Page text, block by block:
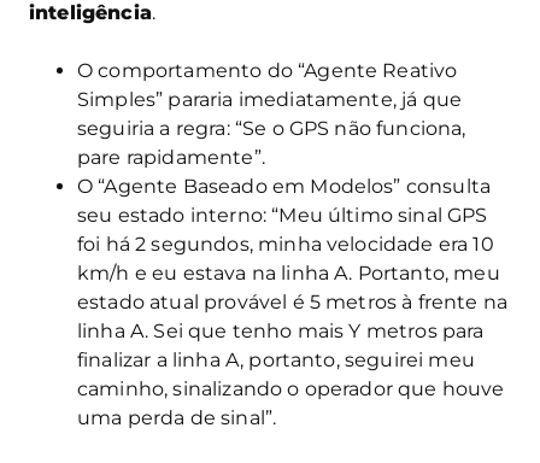
inteligência.
O comportamento do “Agente Reativo
Simples” pararia imediatamente, já que
seguiria a regra: “Se o GPS não funciona,
pare rapidamente”.
O “Agente Baseado em Modelos” consulta
seu estado interno: “Meu último sinal GPS
foi há 2 segundos, minha velocidade era 10
km/h e eu estava na linha A. Portanto, meu
estado atual provável é 5 metros à frente na
linha A. Sei que tenho mais Y metros para
finalizar a linha A, portanto, seguirei meu
caminho, sinalizando o operador que houve
uma perda de sinal”.